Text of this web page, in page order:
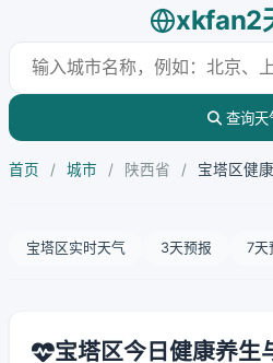
xkfan2
查询天
首页 / 城市 / 陕西省 / 宝塔区健
宝塔区实时天气 3天预报 7天
宝塔区今日健康养生